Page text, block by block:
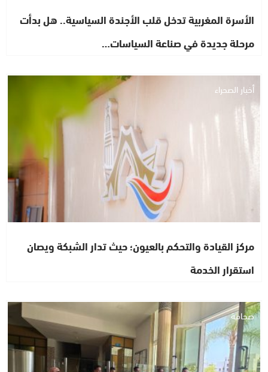
الأسرة المغربية تدخل قلب الأجندة السياسية.. هل بدأت
مرحلة جديدة في صناعة السياسات…
أخبار الصحراء
مركز القيادة والتحكم بالعيون؛ حيث تدار الشبكة ويصان
استقرار الخدمة
صحافة